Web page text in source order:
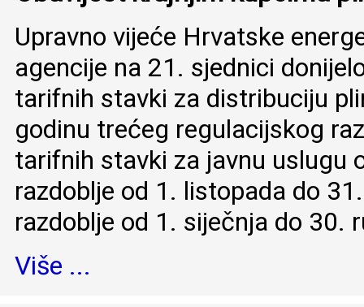
Upravno vijeće Hrvatske
agencije na 21. sjednici
tarifnih stavki za distribuciju
godinu trećeg regulacijskog
tarifnih stavki za javnu uslugu
razdoblje od 1. listopada do
razdoblje od 1. siječnja do 30.
Više ...